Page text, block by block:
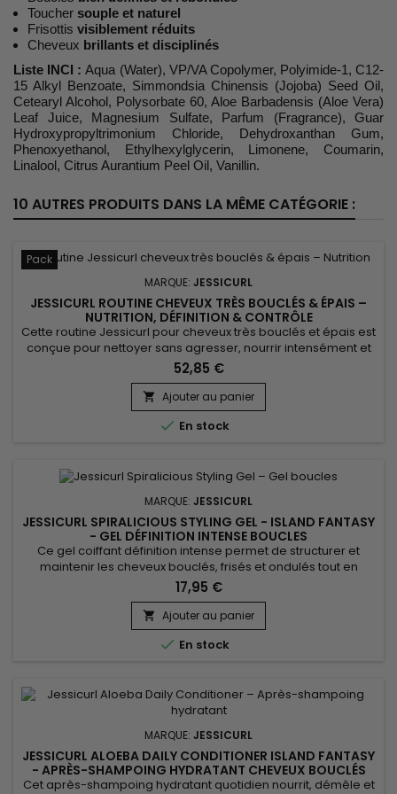
Toucher souple et naturel
Frisottis visiblement réduits
Cheveux brillants et disciplinés
Liste INCI :Aqua (Water), VP/VA Copolymer, Polyimide-1, C12-
15 Alkyl Benzoate, Simmondsia Chinensis (Jojoba) Seed Oil,
Cetearyl Alcohol, Polysorbate 60, Aloe Barbadensis (Aloe Vera)
Leaf Juice, Magnesium Sulfate, Parfum (Fragrance), Guar
Hydroxypropyltrimonium Chloride, Dehydroxanthan Gum,
Phenoxyethanol, Ethylhexylglycerin, Limonene, Coumarin,
Linalool, Citrus Aurantium Peel Oil, Vanillin.
10 AUTRES PRODUITS DANS LA MÊME CATÉGORIE :
Pack
MARQUE: JESSICURL
JESSICURL ROUTINE CHEVEUX TRÈS BOUCLÉS & ÉPAIS –
NUTRITION, DÉFINITION & CONTRÔLE
Cette routine Jessicurl pour cheveux très bouclés et épais est
conçue pour nettoyer sans agresser, nourrir intensément et
définir durablement les boucles tout en maîtrisant les frisottis.
Elle associe Jessicurl Hair Cleansing Cream, Jessicurl Too
Shea! Extra Moisturizing Conditioner et Jessicurl Confident
Coils Styling Solution pour répondre aux besoins...
52,85 €
 Ajouter au panier
 En stock
MARQUE: JESSICURL
JESSICURL SPIRALICIOUS STYLING GEL - ISLAND FANTASY
- GEL DÉFINITION INTENSE BOUCLES
Ce gel coiffant définition intense permet de structurer et
maintenir les cheveux bouclés, frisés et ondulés tout en
conservant souplesse et brillance. Jessicurl Spiralicious
Styling Gel Island Fantasy associe des agents fixants
performants, de l’huile de jojoba et du panthénol pour
renforcer la tenue des boucles, contrôler les frisottis et
améliorer la...
17,95 €
 Ajouter au panier
 En stock
MARQUE: JESSICURL
JESSICURL ALOEBA DAILY CONDITIONER ISLAND FANTASY
- APRÈS-SHAMPOING HYDRATANT CHEVEUX BOUCLÉS
Cet après-shampoing hydratant quotidien nourrit, démêle et